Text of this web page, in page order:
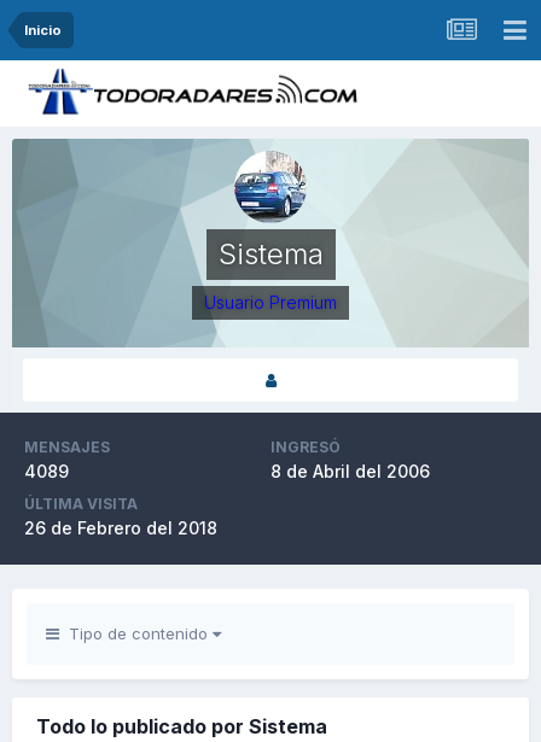
Inicio
Sistema
Usuario Premium
MENSAJES
4089
INGRESÓ
8 de Abril del 2006
ÚLTIMA VISITA
26 de Febrero del 2018
Tipo de contenido
Todo lo publicado por Sistema